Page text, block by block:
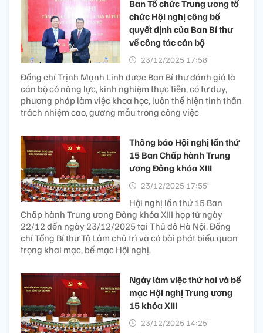
Ban Tổ chức Trung ương tổ
chức Hội nghị công bố
quyết định của Ban Bí thư
về công tác cán bộ
23/12/2025 17:58’
Đồng chí Trịnh Mạnh Linh được Ban Bí thư đánh giá là
cán bộ có năng lực, kinh nghiệm thực tiễn, có tư duy,
phương pháp làm việc khoa học, luôn thể hiện tinh thần
trách nhiệm cao, gương mẫu trong công việc
Thông báo Hội nghị lần thứ
15 Ban Chấp hành Trung
ương Đảng khóa XIII
23/12/2025 17:55’
Hội nghị lần thứ 15 Ban
Chấp hành Trung ương Đảng khóa XIII họp từ ngày
22/12 đến ngày 23/12/2025 tại Thủ đô Hà Nội. Đồng
chí Tổng Bí thư Tô Lâm chủ trì và có bài phát biểu quan
trọng khai mạc, bế mạc Hội nghị.
Ngày làm việc thứ hai và bế
mạc Hội nghị Trung ương
15 khóa XIII
23/12/2025 14:25’